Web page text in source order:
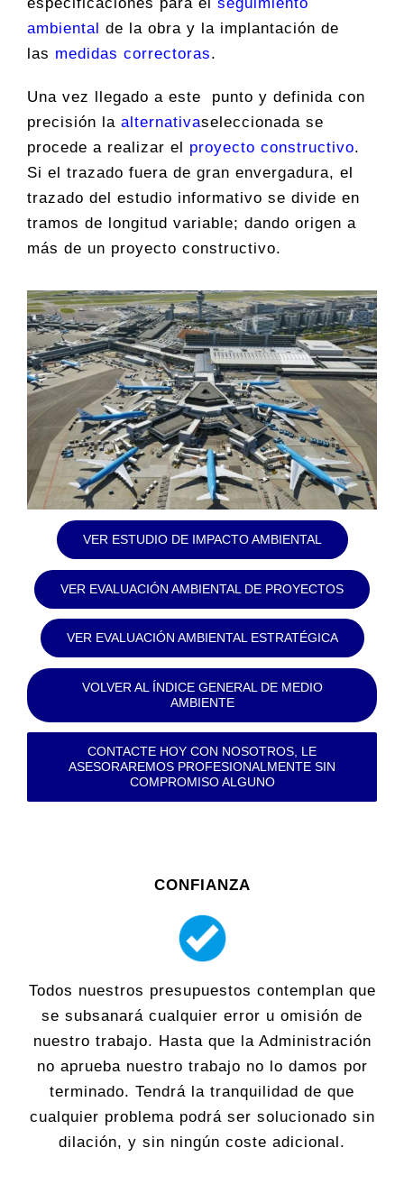
ambiental de la obra y la implantación de
las medidas correctoras.
Una vez llegado a este punto y definida con
precisión la alternativaseleccionada se
procede a realizar el proyecto constructivo.
Si el trazado fuera de gran envergadura, el
trazado del estudio informativo se divide en
tramos de longitud variable; dando origen a
más de un proyecto constructivo.
VER ESTUDIO DE IMPACTO AMBIENTAL
VER EVALUACIÓN AMBIENTAL DE PROYECTOS
VER EVALUACIÓN AMBIENTAL ESTRATÉGICA
VOLVER AL ÍNDICE GENERAL DE MEDIO
AMBIENTE
CONTACTE HOY CON NOSOTROS, LE
ASESORAREMOS PROFESIONALMENTE SIN
COMPROMISO ALGUNO
CONFIANZA
Todos nuestros presupuestos contemplan que
se subsanará cualquier error u omisión de
nuestro trabajo. Hasta que la Administración
no aprueba nuestro trabajo no lo damos por
terminado. Tendrá la tranquilidad de que
cualquier problema podrá ser solucionado sin
dilación, y sin ningún coste adicional.